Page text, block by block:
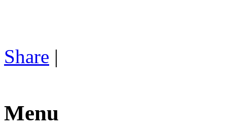
Share |
Menu